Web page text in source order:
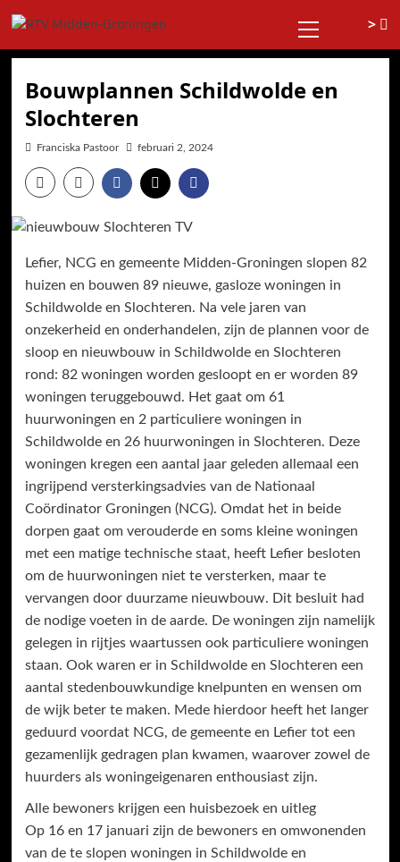
naar
de
menu
>
Bouwplannen Schildwolde en
Slochteren
Franciska Pastoor februari 2, 2024
Lefier, NCG en gemeente Midden-Groningen slopen 82
huizen en bouwen 89 nieuwe, gasloze woningen in
Schildwolde en Slochteren. Na vele jaren van
onzekerheid en onderhandelen, zijn de plannen voor de
sloop en nieuwbouw in Schildwolde en Slochteren
rond: 82 woningen worden gesloopt en er worden 89
woningen teruggebouwd. Het gaat om 61
huurwoningen en 2 particuliere woningen in
Schildwolde en 26 huurwoningen in Slochteren. Deze
woningen kregen een aantal jaar geleden allemaal een
ingrijpend versterkingsadvies van de Nationaal
Coördinator Groningen (NCG). Omdat het in beide
dorpen gaat om verouderde en soms kleine woningen
met een matige technische staat, heeft Lefier besloten
om de huurwoningen niet te versterken, maar te
vervangen door duurzame nieuwbouw. Dit besluit had
de nodige voeten in de aarde. De woningen zijn namelijk
gelegen in rijtjes waartussen ook particuliere woningen
staan. Ook waren er in Schildwolde en Slochteren een
aantal stedenbouwkundige knelpunten en wensen om
de wijk beter te maken. Mede hierdoor heeft het langer
geduurd voordat NCG, de gemeente en Lefier tot een
gezamenlijk gedragen plan kwamen, waarover zowel de
huurders als woningeigenaren enthousiast zijn.
Alle bewoners krijgen een huisbezoek en uitleg
Op 16 en 17 januari zijn de bewoners en omwonenden
van de te slopen woningen in Schildwolde en